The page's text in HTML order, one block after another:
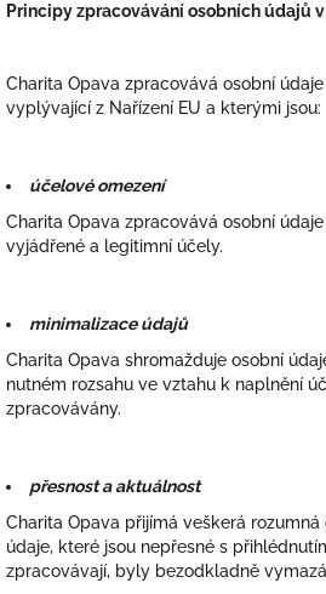
Principy zpracovávání osobních údajů
Charita Opava zpracovává osobní
vyplývající z Nařízení EU a kterými jsou:
účelové omezení
Charita Opava zpracovává osobní
vyjádřené a legitimní účely.
minimalizace údajů
Charita Opava shromažduje osobní
nutném rozsahu ve vztahu k naplnění
zpracovávány.
přesnost a aktuálnost
Charita Opava přijímá veškerá
údaje, které jsou nepřesné s
zpracovávají, byly bezodkladně